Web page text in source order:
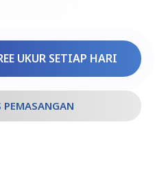
UKUR SETIAP HARI
PEMASANGAN